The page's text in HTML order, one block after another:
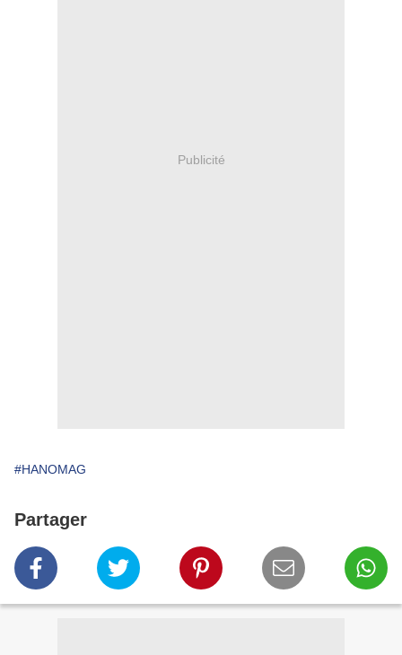
Publicité
#HANOMAG
Partager